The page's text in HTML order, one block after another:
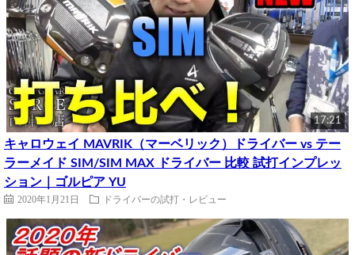
17:21
キャロウェイ MAVRIK（マーベリック）ドライバー vs テー
ラーメイド SIM/SIM MAX ドライバー 比較 試打インプレッ
ション｜ゴルピア YU
2020年1月21日 ドライバーの試打・レビュー